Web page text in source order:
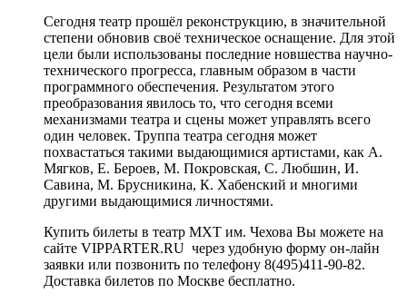
Сегодня театр прошёл реконструкцию, в значительной
степени обновив своё техническое оснащение. Для этой
цели были использованы последние новшества научно-
технического прогресса, главным образом в части
программного обеспечения. Результатом этого
преобразования явилось то, что сегодня всеми
механизмами театра и сцены может управлять всего
один человек. Труппа театра сегодня может
похвастаться такими выдающимися артистами, как А.
Мягков, Е. Бероев, М. Покровская, С. Любшин, И.
Савина, М. Брусникина, К. Хабенский и многими
другими выдающимися личностями.
Купить билеты в театр МХТ им. Чехова Вы можете на
сайте VIPPARTER.RU через удобную форму он-лайн
заявки или позвонить по телефону 8(495)411-90-82.
Доставка билетов по Москве бесплатно.